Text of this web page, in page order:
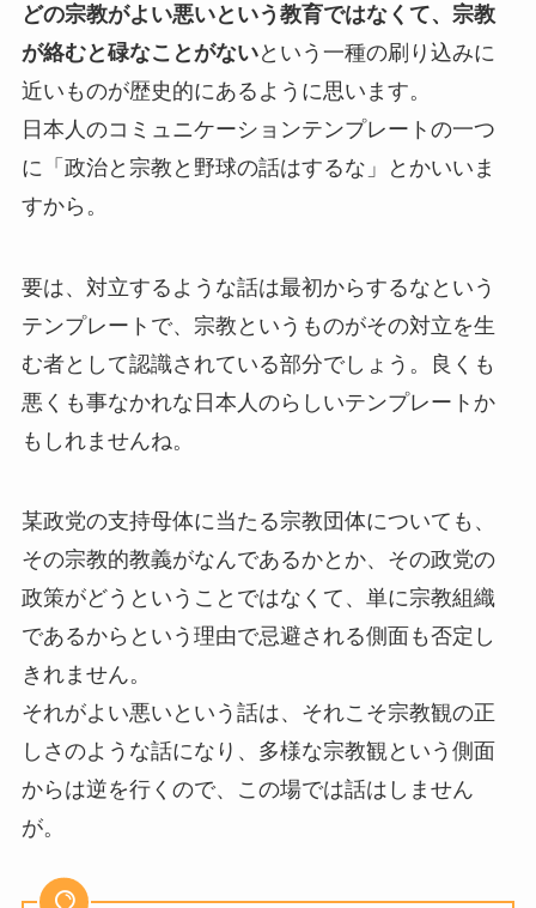
どの宗教がよい悪いという教育ではなくて、宗教
が絡むと碌なことがないという一種の刷り込みに
近いものが歴史的にあるように思います。
日本人のコミュニケーションテンプレートの一つ
に「政治と宗教と野球の話はするな」とかいいま
すから。
要は、対立するような話は最初からするなという
テンプレートで、宗教というものがその対立を生
む者として認識されている部分でしょう。良くも
悪くも事なかれな日本人のらしいテンプレートか
もしれませんね。
某政党の支持母体に当たる宗教団体についても、
その宗教的教義がなんであるかとか、その政党の
政策がどうということではなくて、単に宗教組織
であるからという理由で忌避される側面も否定し
きれません。
それがよい悪いという話は、それこそ宗教観の正
しさのような話になり、多様な宗教観という側面
からは逆を行くので、この場では話はしません
が。